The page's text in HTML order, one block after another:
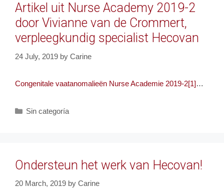
Artikel uit Nurse Academy 2019-2
door Vivianne van de Crommert,
verpleegkundig specialist Hecovan
24 July, 2019 by Carine
Congenitale vaatanomalieën Nurse Academie 2019-2[1]…
Categories
Sin categoría
Ondersteun het werk van Hecovan!
20 March, 2019 by Carine